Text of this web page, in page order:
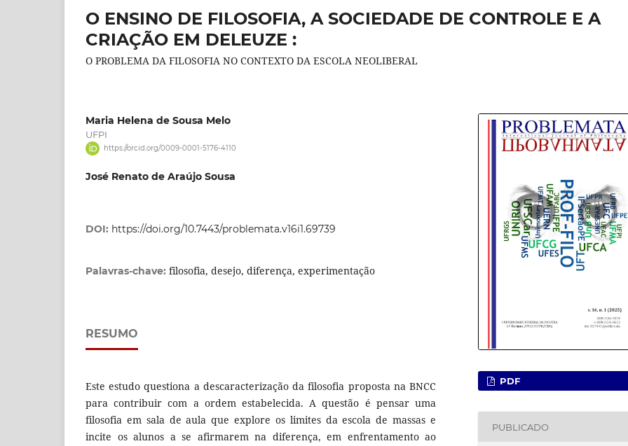
O ENSINO DE FILOSOFIA, A SOCIEDADE DE CONTROLE E A
CRIAÇÃO EM DELEUZE :
O PROBLEMA DA FILOSOFIA NO CONTEXTO DA ESCOLA NEOLIBERAL
Maria Helena de Sousa Melo
UFPI
https://orcid.org/0009-0001-5176-4110
José Renato de Araújo Sousa
DOI: https://doi.org/10.7443/problemata.v16i1.69739
Palavras-chave: filosofia, desejo, diferença, experimentação
RESUMO
Este estudo questiona a descaracterização da filosofia proposta na BNCC
para contribuir com a ordem estabelecida. A questão é pensar uma
filosofia em sala de aula que explore os limites da escola de massas e
incite os alunos a se afirmarem na diferença, em enfrentamento ao
PDF
PUBLICADO